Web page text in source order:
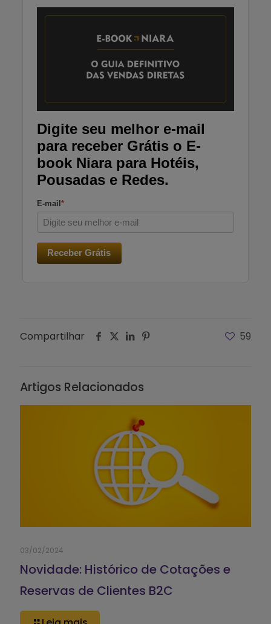
Digite seu melhor e-mail
para receber Grátis o E-
book Niara para Hotéis,
Pousadas e Redes.
E-mail *
Receber Grátis
Compartilhar 59
Artigos Relacionados
03/02/2024
Novidade: Histórico de Cotações e
Reservas de Clientes B2C